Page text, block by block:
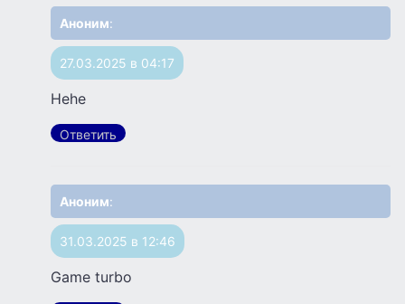
Аноним:
27.03.2025 в 04:17
Hehe
Ответить
Аноним:
31.03.2025 в 12:46
Game turbo